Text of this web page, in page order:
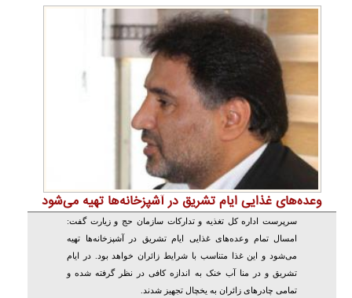
وعده‌های غذایی ایام تشریق در آشپزخانه‌ها تهیه می‌شود
سرپرست اداره کل تغذیه و تدارکات سازمان حج و زیارت گفت:
امسال تمام وعده‌های غذایی ایام تشریق در آشپزخانه‌ها تهیه
می‌شود و این غذا متناسب با شرایط زائران خواهد بود. در ایام
تشریق و در منا آب خنک به اندازه کافی در نظر گرفته شده و
تمامی چادرهای زائران به یخچال تجهیز شدند.